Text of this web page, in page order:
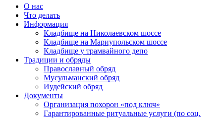
О нас
Что делать
Информация
Кладбище на Николаевском шоссе
Кладбище на Мариупольском шоссе
Кладбище у трамвайного депо
Традиции и обряды
Православный обряд
Мусульманский обряд
Иудейский обряд
Документы
Организация похорон «под ключ»
Гарантированные ритуальные услуги (по соц.